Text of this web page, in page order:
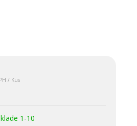
/ Kus
1-10